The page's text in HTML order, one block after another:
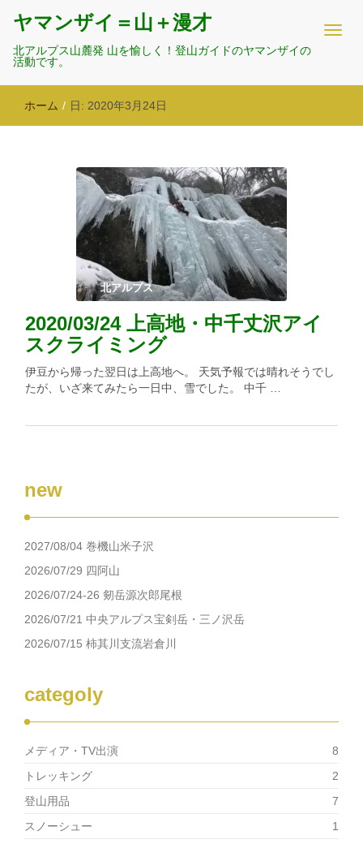
ヤマンザイ＝山＋漫才
北アルプス山麓発 山を愉しく！登山ガイドのヤマンザイの
活動です。
ホーム / 日: 2020年3月24日
北アルプス
2020/03/24 上高地・中千丈沢アイ
スクライミング
伊豆から帰った翌日は上高地へ。 天気予報では晴れそうでし
たが、いざ来てみたら一日中、雪でした。 中千 …
new
2027/08/04 巻機山米子沢
2026/07/29 四阿山
2026/07/24-26 剱岳源次郎尾根
2026/07/21 中央アルプス宝剣岳・三ノ沢岳
2026/07/15 柿其川支流岩倉川
categoly
メディア・TV出演
8
トレッキング
2
登山用品
7
スノーシュー
1